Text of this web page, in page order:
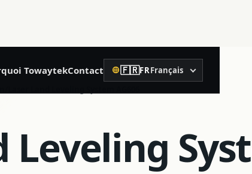
Niveau laser rotatif
TowaytekContact 🇫🇷FRFrançais
Langue
Leveling